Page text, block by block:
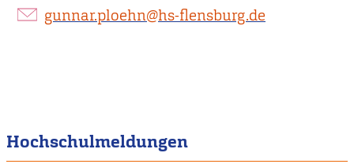
gunnar.ploehn@hs-flensburg.de
Hochschulmeldungen